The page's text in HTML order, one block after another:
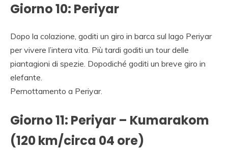
Giorno 10: Periyar
Dopo la colazione, goditi un giro in barca sul lago Periyar
per vivere l’intera vita. Più tardi goditi un tour delle
piantagioni di spezie. Dopodiché goditi un breve giro in
elefante.
Pernottamento a Periyar.
Giorno 11: Periyar – Kumarakom
(120 km/circa 04 ore)